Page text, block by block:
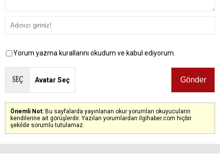
Yorum yazma kurallarını okudum ve kabul ediyorum.
Avatar Seç
Önemli Not: Bu sayfalarda yayınlanan okur yorumları okuyucuların
kendilerine ait görüşlerdir. Yazılan yorumlardan ilgihaber.com hiçbir
şekilde sorumlu tutulamaz.